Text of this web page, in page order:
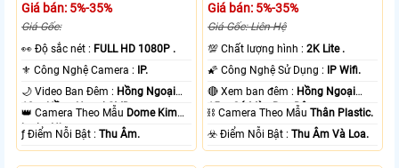
Giá bán: 5%-35%
Giá Gốc:
️👀 Độ sắc nét : FULL HD 1080P .
⚜️ Công Nghệ Camera :
IP.
🌙 Video Ban Đêm : Hồng Ngoại
10m Hồng Ngoại SMD.
👑 Camera Theo Mẫu Dome Kim
loại + Nhựa.
️ƒ Điểm Nỗi Bật :Thu Âm.
Giá bán: 5%-35%
Giá Gốc: Liên Hệ
💯 Chất lượng hình :2K Lite .
🌠 Công Nghệ Sử Dụng :
IP Wifi.
🔴 Xem ban đêm : Hồng Ngoại
15m Có Màu Ban Ðêm.
⛓ Camera Theo MẫuThân Plastic.
️☣️ Điểm Nỗi Bật :Thu Âm Và Loa.